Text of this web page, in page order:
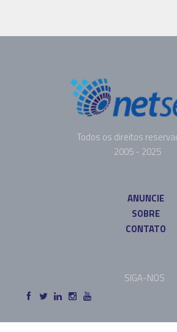
Todos os direitos
2005 - 2025
ANUNCIE
SOBRE
CONTATO
SIGA-NOS